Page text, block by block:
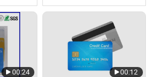
00:24 00:12